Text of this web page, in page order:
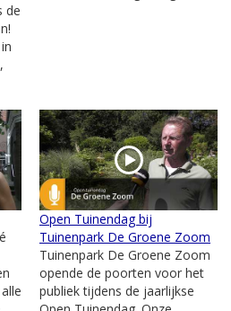
de
Open Tuinendag bij
Tuinenpark De Groene Zoom
Tuinenpark De Groene Zoom
opende de poorten voor het
publiek tijdens de jaarlijkse